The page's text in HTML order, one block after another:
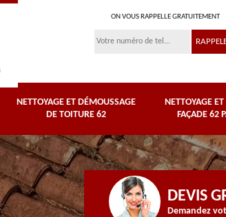
ON VOUS RAPPELLE GRATUITEMENT
NETTOYAGE ET DÉMOUSSAGE
DE TOITURE 62
NETTOYAGE
FAÇADE 62
DEVIS
Demandez